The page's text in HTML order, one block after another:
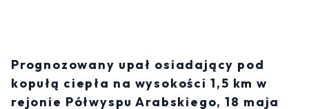
Prognozowany upał osiadający pod
kopułą ciepła na wysokości 1,5 km w
rejonie Półwyspu Arabskiego, 18 maja